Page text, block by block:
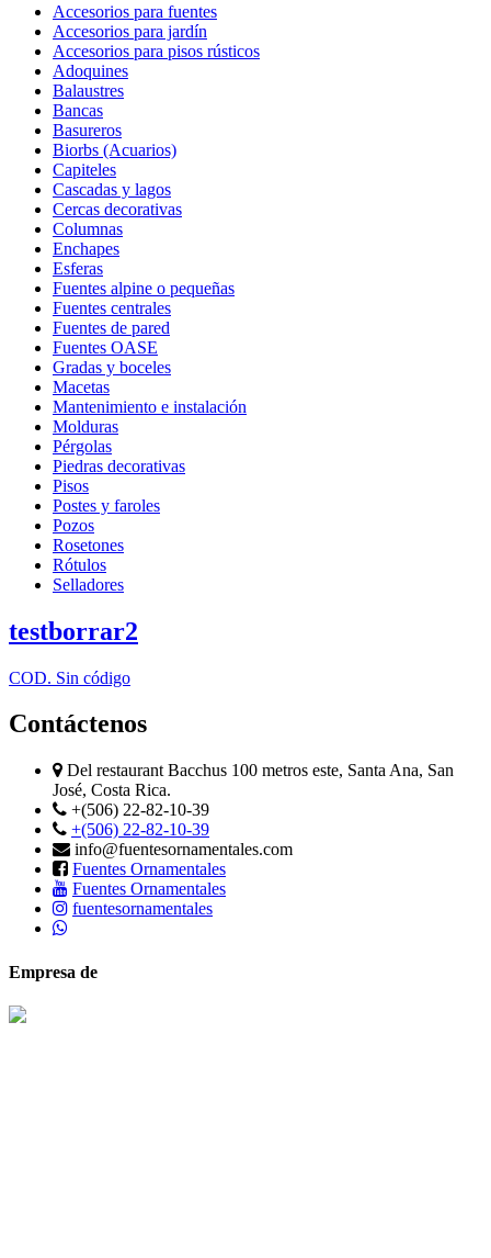
Accesorios para fuentes
Accesorios para jardín
Accesorios para pisos rústicos
Adoquines
Balaustres
Bancas
Basureros
Biorbs (Acuarios)
Capiteles
Cascadas y lagos
Cercas decorativas
Columnas
Enchapes
Esferas
Fuentes alpine o pequeñas
Fuentes centrales
Fuentes de pared
Fuentes OASE
Gradas y boceles
Macetas
Mantenimiento e instalación
Molduras
Pérgolas
Piedras decorativas
Pisos
Postes y faroles
Pozos
Rosetones
Rótulos
Selladores
testborrar2
COD. Sin código
Contáctenos
Del restaurant Bacchus 100 metros este, Santa Ana, San
José, Costa Rica.
+(506) 22-82-10-39
+(506) 22-82-10-39
info@fuentesornamentales.com
Fuentes Ornamentales
Fuentes Ornamentales
fuentesornamentales
Empresa de